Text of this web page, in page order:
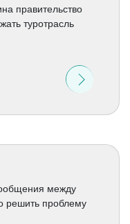
правительство
туротрасль
между
решить проблему